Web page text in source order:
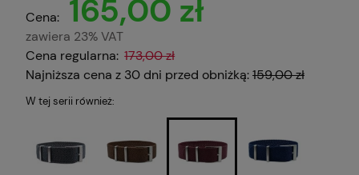
Cena: 165,00 zł
zawiera 23% VAT
Cena regularna: 173,00 zł
Najniższa cena z 30 dni przed obniżką:159,00 zł
W tej serii również: